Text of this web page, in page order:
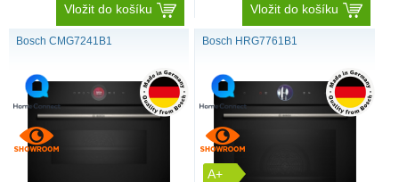
Vložit do košíku Vložit do košíku
Bosch CMG7241B1 Bosch HRG7761B1
A+